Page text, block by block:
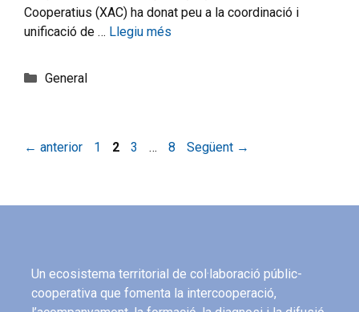
Cooperatius (XAC) ha donat peu a la coordinació i
unificació de … Llegiu més
General
← anterior 1 2 3 … 8 Següent →
Un ecosistema territorial de col·laboració públic-
cooperativa que fomenta la intercooperació,